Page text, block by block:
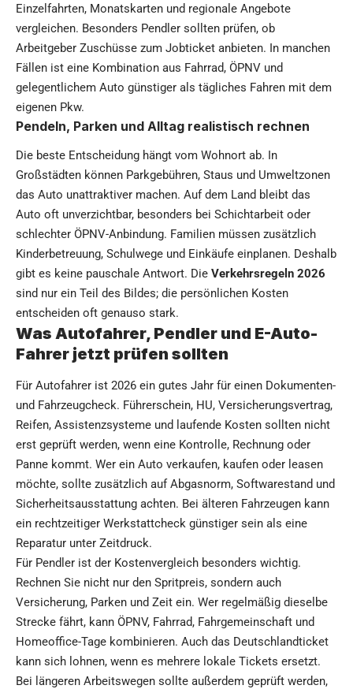
Einzelfahrten, Monatskarten und regionale Angebote
vergleichen. Besonders Pendler sollten prüfen, ob
Arbeitgeber Zuschüsse zum Jobticket anbieten. In manchen
Fällen ist eine Kombination aus Fahrrad, ÖPNV und
gelegentlichem Auto günstiger als tägliches Fahren mit dem
eigenen Pkw.
Pendeln, Parken und Alltag realistisch rechnen
Die beste Entscheidung hängt vom Wohnort ab. In
Großstädten können Parkgebühren, Staus und Umweltzonen
das Auto unattraktiver machen. Auf dem Land bleibt das
Auto oft unverzichtbar, besonders bei Schichtarbeit oder
schlechter ÖPNV-Anbindung. Familien müssen zusätzlich
Kinderbetreuung, Schulwege und Einkäufe einplanen. Deshalb
gibt es keine pauschale Antwort. Die Verkehrsregeln 2026
sind nur ein Teil des Bildes; die persönlichen Kosten
entscheiden oft genauso stark.
Was Autofahrer, Pendler und E-Auto-
Fahrer jetzt prüfen sollten
Für Autofahrer ist 2026 ein gutes Jahr für einen Dokumenten-
und Fahrzeugcheck. Führerschein, HU, Versicherungsvertrag,
Reifen, Assistenzsysteme und laufende Kosten sollten nicht
erst geprüft werden, wenn eine Kontrolle, Rechnung oder
Panne kommt. Wer ein Auto verkaufen, kaufen oder leasen
möchte, sollte zusätzlich auf Abgasnorm, Softwarestand und
Sicherheitsausstattung achten. Bei älteren Fahrzeugen kann
ein rechtzeitiger Werkstattcheck günstiger sein als eine
Reparatur unter Zeitdruck.
Für Pendler ist der Kostenvergleich besonders wichtig.
Rechnen Sie nicht nur den Spritpreis, sondern auch
Versicherung, Parken und Zeit ein. Wer regelmäßig dieselbe
Strecke fährt, kann ÖPNV, Fahrrad, Fahrgemeinschaft und
Homeoffice-Tage kombinieren. Auch das Deutschlandticket
kann sich lohnen, wenn es mehrere lokale Tickets ersetzt.
Bei längeren Arbeitswegen sollte außerdem geprüft werden,